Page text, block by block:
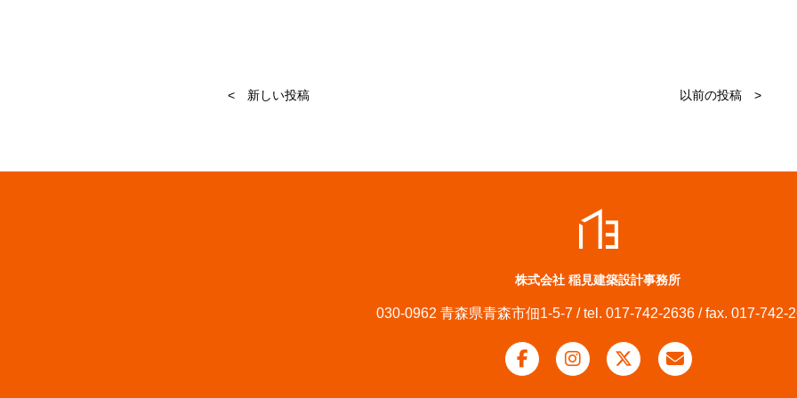
< 新しい投稿 以前の投稿 >
株式会社 稲見建築設計事務所
030-0962 青森県青森市佃1-5-7 / tel. 017-742-2636 / fax. 017-742-